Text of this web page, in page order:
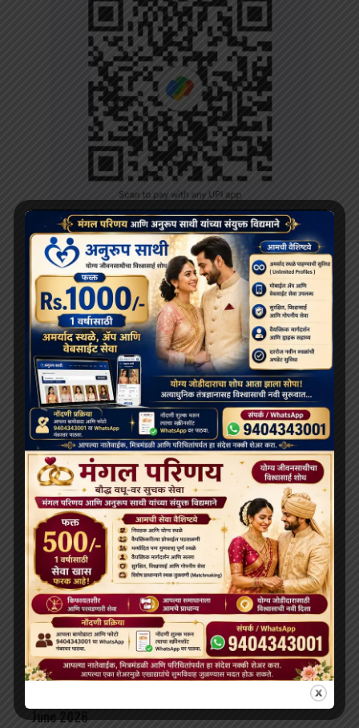
RECENT POSTS
दलाई लामा 91 साल के हो गए हैं; भारत और चीन के बीच बौद्ध धर्म
के भविष्य को लेकर खींचतान चल रही है
भव्य बौद्ध धम्म जुलूस बोमडिला में प्रवेश करता है
‘विकसित भारत 2047’ के लिए बौद्ध मूल्य और आधुनिक विज्ञान
अहम: हिमाचल के राज्यपाल
थाईलैंड के महामहिम राजा ने सड़क दुर्घटना में घायल भिक्षुओं की
देखभाल की जिम्मेदारी ली, शाही संरक्षण में होगा उपचार
दलाई लामा लद्दाख लौटे, भारत के हिमालयी बौद्ध संबंधों को और
मज़बूत किया
ARCHIVES
July 2026
June 2026